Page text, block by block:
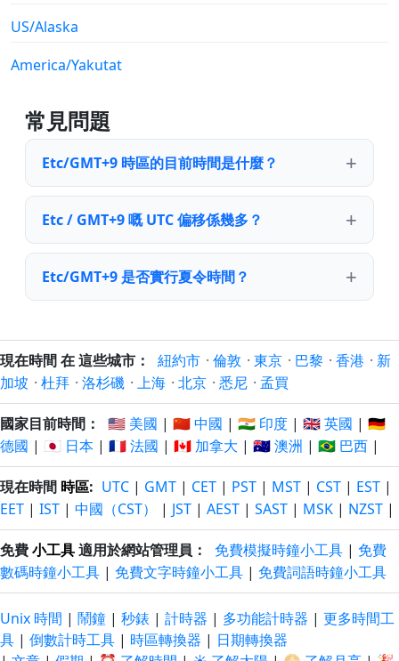
US/Alaska
America/Yakutat
常見問題
Etc/GMT+9 時區的目前時間是什麼？
Etc / GMT+9 嘅 UTC 偏移係幾多？
Etc/GMT+9 是否實行夏令時間？
現在時間 在 這些城市： 紐約市 · 倫敦 · 東京 · 巴黎 · 香港 · 新
加坡 · 杜拜 · 洛杉磯 · 上海 · 北京 · 悉尼 · 孟買
國家目前時間： 🇺🇸 美國 | 🇨🇳 中國 | 🇮🇳 印度 | 🇬🇧 英國 | 🇩🇪
德國 | 🇯🇵 日本 | 🇫🇷 法國 | 🇨🇦 加拿大 | 🇦🇺 澳洲 | 🇧🇷 巴西 |
現在時間 時區: UTC | GMT | CET | PST | MST | CST | EST |
EET | IST | 中國（CST） | JST | AEST | SAST | MSK | NZST |
免費小工具適用於網站管理員： 免費模擬時鐘小工具 | 免費
數碼時鐘小工具 | 免費文字時鐘小工具 | 免費詞語時鐘小工具
Unix 時間 | 鬧鐘 | 秒錶 | 計時器 | 多功能計時器 | 更多時間工
具 | 倒數計時工具 | 時區轉換器 | 日期轉換器